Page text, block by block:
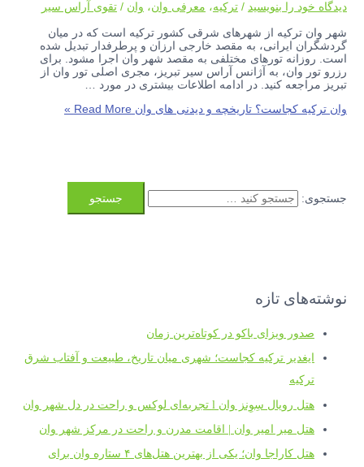
دیدگاه‌ خود را بنویسید /ترکیه، معرفی وان، وان /تقوی آراس سیر
شهر وان ترکیه از شهرهای شرقی کشور ترکیه است که در میان
گردشگران ایرانی، به مقصد خارجی ارزان و پرطرفدار تبدیل شده
است. روزانه تورهای مختلفی به مقصد شهر وان اجرا مشود. برای
رزرو تور وان، به آژانس آراس سیر تبریز، مجری اصلی تور وان از
تبریز مراجعه کنید. در ادامه اطلاعات بیشتری در مورد …
وان ترکیه کجاست؟ تاریخچه و دیدنی های وان
جستجوی:
نوشته‌های تازه
صدور ویزای باکو در کوتاه‌ترین زمان
ایغدیر ترکیه کجاست؛ شهری میان تاریخ، طبیعت و آفتاب شرق
ترکیه
هتل رویال سِوِنز وان l تجربه‌ای لوکس و راحت در دل شهر وان
هتل میر امیر وان | اقامت مدرن و راحت در مرکز شهر وان
هتل کاراجا وان؛ یکی از بهترین هتل‌های ۴ ستاره وان برای